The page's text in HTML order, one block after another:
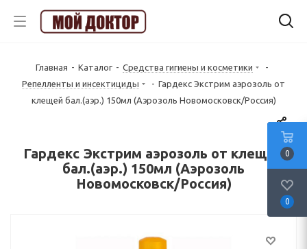
Главная - Каталог - Средства гигиены и косметики
-
Репелленты и инсектициды
- Гардекс Экстрим аэрозоль от
клещей бал.(аэр.) 150мл (Аэрозоль Новомосковск/Россия)
Гардекс Экстрим аэрозоль от клещей
бал.(аэр.) 150мл (Аэрозоль
Новомосковск/Россия)
0
0